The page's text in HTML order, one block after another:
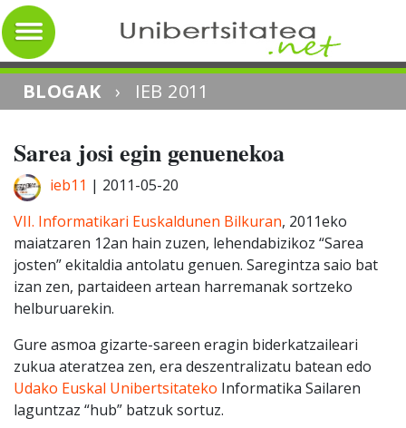
BLOGAK › IEB 2011
Sarea josi egin genuenekoa
ieb11 | 2011-05-20
VII. Informatikari Euskaldunen Bilkuran, 2011eko
maiatzaren 12an hain zuzen, lehendabizikoz “Sarea
josten” ekitaldia antolatu genuen. Saregintza saio bat
izan zen, partaideen artean harremanak sortzeko
helburuarekin.
Gure asmoa gizarte-sareen eragin biderkatzaileari
zukua ateratzea zen, era deszentralizatu batean edo
Udako Euskal Unibertsitateko Informatika Sailaren
laguntzaz “hub” batzuk sortuz.